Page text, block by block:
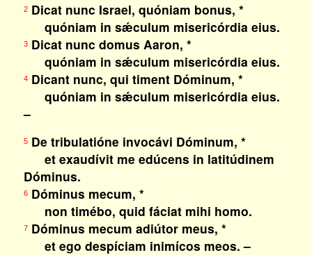
2Dicat nunc Israel, quóniam bonus, *
quóniam in sǽculum misericórdia eius.
3Dicat nunc domus Aaron, *
quóniam in sǽculum misericórdia eius.
4Dicant nunc, qui timent Dóminum, *
quóniam in sǽculum misericórdia eius.
–
5De tribulatióne invocávi Dóminum, *
et exaudívit me edúcens in latitúdinem
Dóminus.
6Dóminus mecum, *
non timébo, quid fáciat mihi homo.
7Dóminus mecum adiútor meus, *
et ego despíciam inimícos meos. –